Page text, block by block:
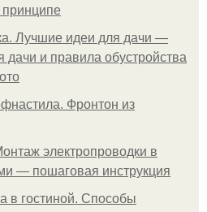
Лучшие идеи для дачи —
дачи и правила обустройства
Фронтон из
электропроводки в
— пошаговая инструкция
в гостиной. Способы